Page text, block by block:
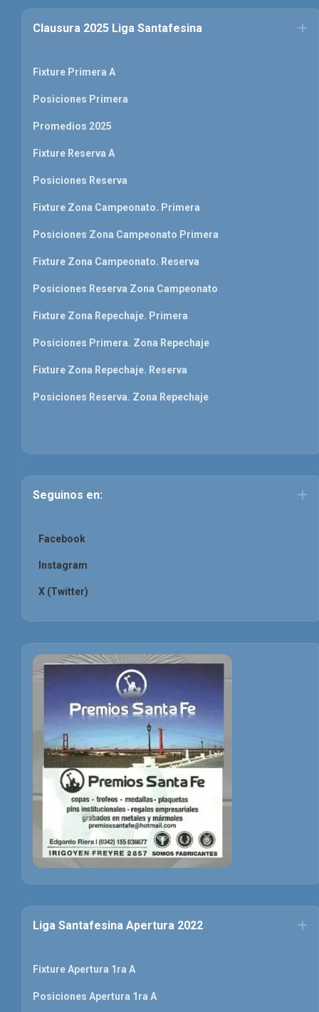
Clausura 2025 Liga Santafesina
Fixture Primera A
Posiciones Primera
Promedios 2025
Fixture Reserva A
Posiciones Reserva
Fixture Zona Campeonato. Primera
Posiciones Zona Campeonato Primera
Fixture Zona Campeonato. Reserva
Posiciones Reserva Zona Campeonato
Fixture Zona Repechaje. Primera
Posiciones Primera. Zona Repechaje
Fixture Zona Repechaje. Reserva
Posiciones Reserva. Zona Repechaje
Seguinos en:
Facebook
Instagram
X (Twitter)
Liga Santafesina Apertura 2022
Fixture Apertura 1ra A
Posiciones Apertura 1ra A